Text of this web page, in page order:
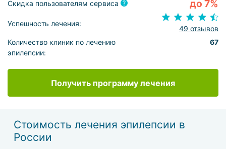
Скидка пользователям сервиса
до 7%
Успешность лечения:
49 отзывов
Количество клиник по лечению
эпилепсии:
67
Получить программу лечения
Стоимость лечения эпилепсии в
России